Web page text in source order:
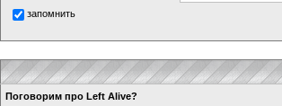
запомнить
Поговорим про Left Alive?